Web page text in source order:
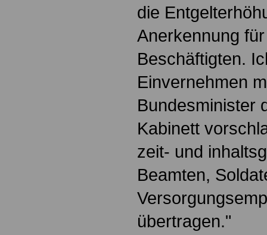
die
Anerkennung
Beschäftigten.
Einvernehmen
Bundesminister
Kabinett
zeit- und
Beamten,
übertragen."